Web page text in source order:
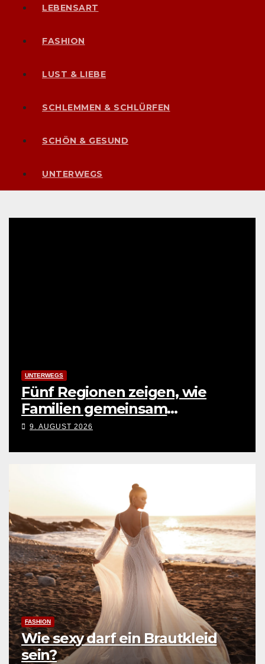
LEBENSART
FASHION
LUST & LIEBE
SCHLEMMEN & SCHLÜRFEN
SCHÖN & GESUND
UNTERWEGS
UNTERWEGS
Fünf Regionen zeigen, wie
Familien gemeinsam
Abenteuer erleben
9. AUGUST 2026
FASHION
Wie sexy darf ein Brautkleid
sein?